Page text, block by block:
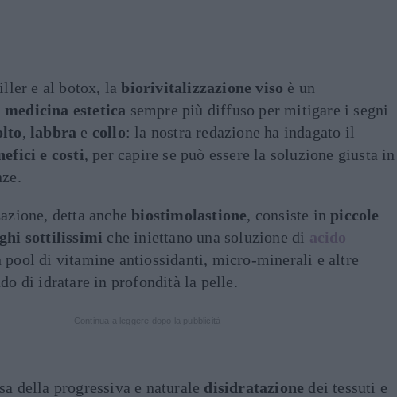
e al botox, labiorivitalizzazione viso è un
estetica sempre più diffuso per mitigare i segni
, labbra e collo: la nostra redazione ha indagato il
e costi, per capire se può essere la soluzione giusta in
detta anchebiostimolastione, consiste inpiccole
sottilissimi che iniettano una soluzione di acido
pool di vitamine antiossidanti, micro-minerali e altre
di idratare in profondità la pelle.
della progressiva e naturale disidratazione dei tessuti e